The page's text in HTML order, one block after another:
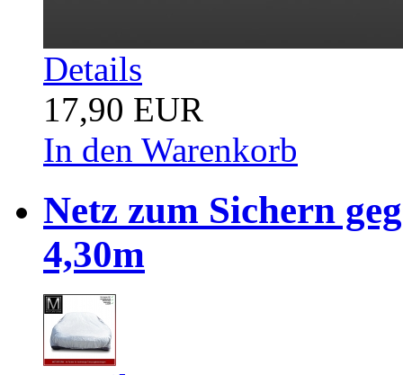
Details
17,90 EUR
In den Warenkorb
Netz zum Sichern
4,30m